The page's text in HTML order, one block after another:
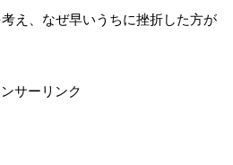
え、なぜ早いうちに挫折した方が
サーリンク